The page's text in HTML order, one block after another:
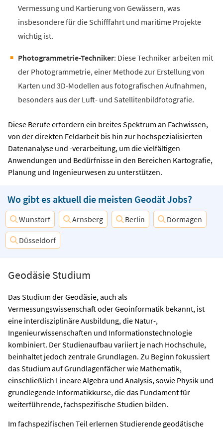
Vermessung und Kartierung von Gewässern, was
insbesondere für die Schifffahrt und maritime Projekte
wichtig ist.
Photogrammetrie-Techniker: Diese Techniker arbeiten mit
der Photogrammetrie, einer Methode zur Erstellung von
Karten und 3D-Modellen aus fotografischen Aufnahmen,
besonders aus der Luft- und Satellitenbildfotografie.
Diese Berufe erfordern ein breites Spektrum an Fachwissen,
von der direkten Feldarbeit bis hin zur hochspezialisierten
Datenanalyse und -verarbeitung, um die vielfältigen
Anwendungen und Bedürfnisse in den Bereichen Kartografie,
Planung und Ingenieurwesen zu unterstützen.
Wo gibt es aktuell die meisten Geodät Jobs?
Wunstorf Arnsberg Berlin Dormagen
Düsseldorf
Geodäsie Studium
Das Studium der Geodäsie, auch als
Vermessungswissenschaft oder Geoinformatik bekannt, ist
eine interdisziplinäre Ausbildung, die Natur-,
Ingenieurwissenschaften und Informationstechnologie
kombiniert. Der Studienaufbau variiert je nach Hochschule,
beinhaltet jedoch zentrale Grundlagen. Zu Beginn fokussiert
das Studium auf Grundlagenfächer wie Mathematik,
einschließlich Lineare Algebra und Analysis, sowie Physik und
grundlegende Informatikkurse, die das Fundament für
weiterführende, fachspezifische Studien bilden.
Im fachspezifischen Teil erlernen Studierende geodätische